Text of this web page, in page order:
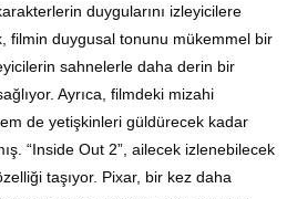
duygularını izleyicilere
filmin duygusal tonunu mükemmel bir
sahnelerle daha derin bir
Ayrıca, filmdeki mizahi
de yetişkinleri güldürecek kadar
“Inside Out 2”, ailecek izlenebilecek
taşıyor. Pixar, bir kez daha